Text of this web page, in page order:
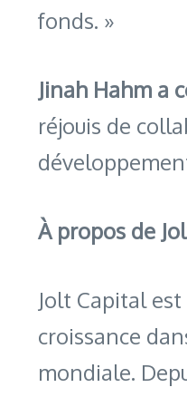
fonds. »
Jinah Hahm a
réjouis de
À propos de
Jolt Capital
croissance
mondiale.